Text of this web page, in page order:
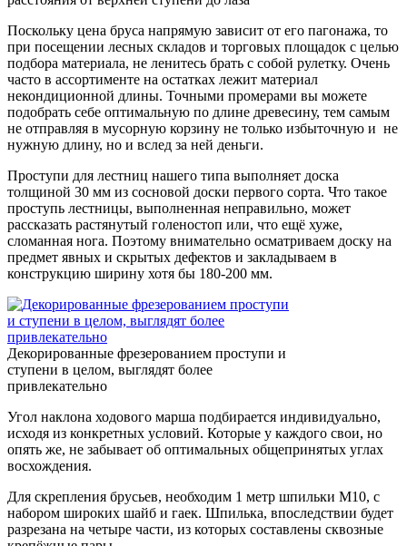
Поскольку цена бруса напрямую зависит от его пагонажа, то
при посещении лесных складов и торговых площадок с целью
подбора материала, не ленитесь брать с собой рулетку. Очень
часто в ассортименте на остатках лежит материал
некондиционной длины. Точными промерами вы можете
подобрать себе оптимальную по длине древесину, тем самым
не отправляя в мусорную корзину не только избыточную и не
нужную длину, но и вслед за ней деньги.
Проступи для лестниц нашего типа выполняет доска
толщиной 30 мм из сосновой доски первого сорта. Что такое
проступь лестницы, выполненная неправильно, может
рассказать растянутый голеностоп или, что ещё хуже,
сломанная нога. Поэтому внимательно осматриваем доску на
предмет явных и скрытых дефектов и закладываем в
конструкцию ширину хотя бы 180-200 мм.
Декорированные фрезерованием проступи и
ступени в целом, выглядят более
привлекательно
Угол наклона ходового марша подбирается индивидуально,
исходя из конкретных условий. Которые у каждого свои, но
опять же, не забывает об оптимальных общепринятых углах
восхождения.
Для скрепления брусьев, необходим 1 метр шпильки М10, с
набором широких шайб и гаек. Шпилька, впоследствии будет
разрезана на четыре части, из которых составлены сквозные